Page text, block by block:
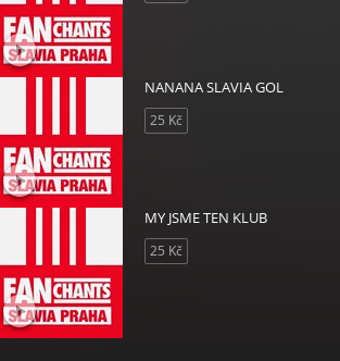
NANANA SLAVIA GOL
25 Kč
MY JSME TEN KLUB
25 Kč